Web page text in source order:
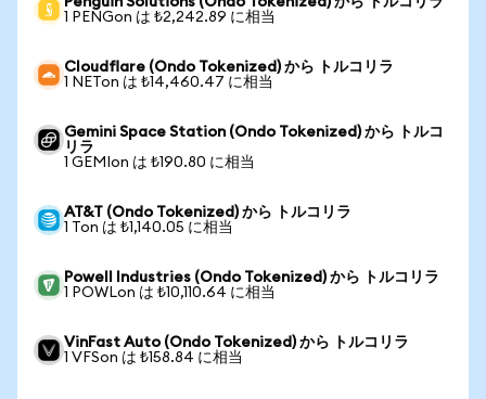
1 PENGon は ₺2,242.89 に相当
Cloudflare (Ondo Tokenized) から トルコリラ
1 NETon は ₺14,460.47 に相当
Gemini Space Station (Ondo Tokenized) から トルコ
リラ
1 GEMIon は ₺190.80 に相当
AT&T (Ondo Tokenized) から トルコリラ
1 Ton は ₺1,140.05 に相当
Powell Industries (Ondo Tokenized) から トルコリラ
1 POWLon は ₺10,110.64 に相当
VinFast Auto (Ondo Tokenized) から トルコリラ
1 VFSon は ₺158.84 に相当